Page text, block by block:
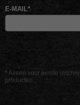
* Alleen voor eerste
producten
E-MAIL*